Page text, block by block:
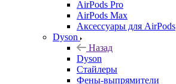
AirPods Pro
AirPods Max
Аксессуары для AirPods
Dyson
Назад
Dyson
Стайлеры
Фены-выпрямители